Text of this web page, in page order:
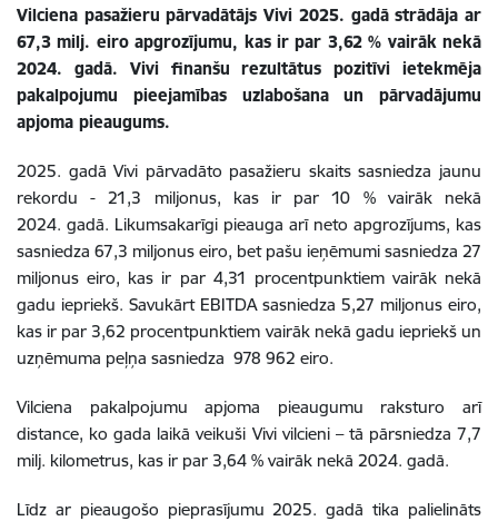
Vilciena pasažieru pārvadātājs Vivi 2025. gadā strādāja ar
67,3 milj. eiro apgrozījumu, kas ir par 3,62 % vairāk nekā
2024. gadā. Vivi finanšu rezultātus pozitīvi ietekmēja
pakalpojumu pieejamības uzlabošana un pārvadājumu
apjoma pieaugums.
2025. gadā Vivi pārvadāto pasažieru skaits sasniedza jaunu
rekordu - 21,3 miljonus, kas ir par 10 % vairāk nekā
2024. gadā. Likumsakarīgi pieauga arī neto apgrozījums, kas
sasniedza 67,3 miljonus eiro, bet pašu ieņēmumi sasniedza 27
miljonus eiro, kas ir par 4,31 procentpunktiem vairāk nekā
gadu iepriekš. Savukārt EBITDA sasniedza 5,27 miljonus eiro,
kas ir par 3,62 procentpunktiem vairāk nekā gadu iepriekš un
uzņēmuma peļņa sasniedza 978 962 eiro.
Vilciena pakalpojumu apjoma pieaugumu raksturo arī
distance, ko gada laikā veikuši Vivi vilcieni – tā pārsniedza 7,7
milj. kilometrus, kas ir par 3,64 % vairāk nekā 2024. gadā.
Līdz ar pieaugošo pieprasījumu 2025. gadā tika palielināts